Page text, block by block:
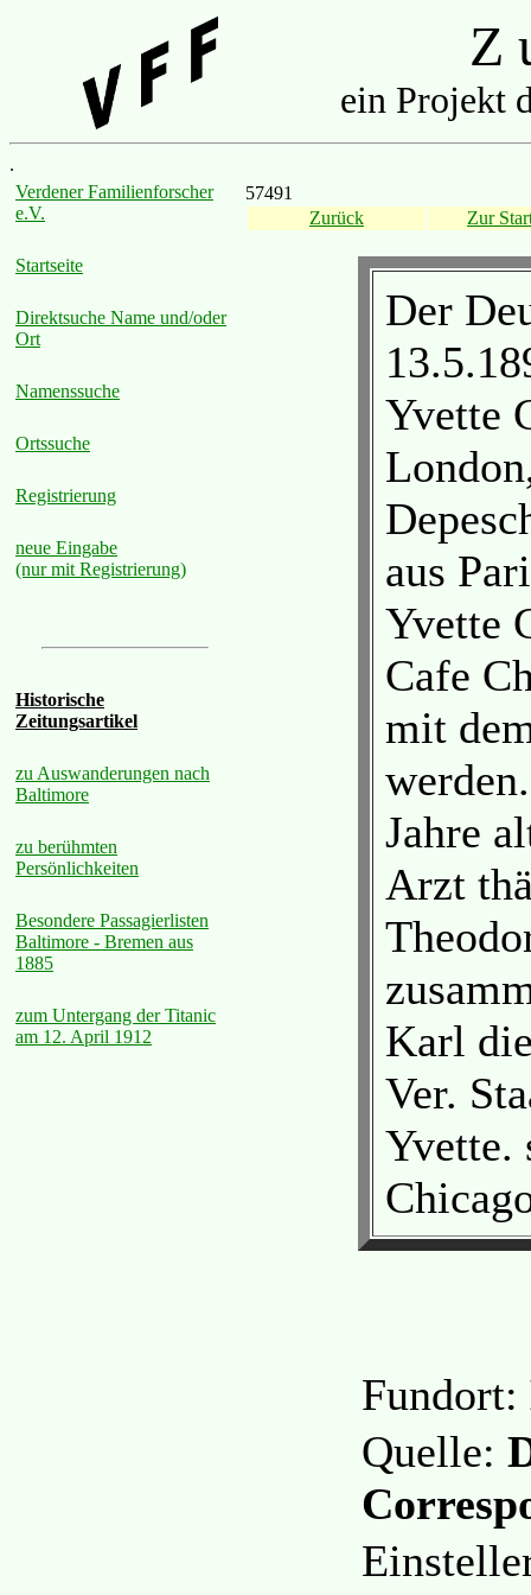
Z
ein Projekt
.
Verdener Familienforscher
e.V.
Startseite
Direktsuche Name und/oder
Ort
Namenssuche
Ortssuche
Registrierung
neue Eingabe
(nur mit Registrierung)
Historische
Zeitungsartikel
zu Auswanderungen nach
Baltimore
zu berühmten
Persönlichkeiten
Besondere Passagierlisten
Baltimore - Bremen aus
1885
zum Untergang der Titanic
am 12. April 1912
57491
Zurück
Zur
Der
Yvette
aus
Yvette
Cafe
mit
Jahre
Arzt
Karl
Ver.
Yvette.
Fundort:
Quelle: